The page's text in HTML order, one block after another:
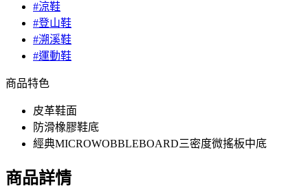
#涼鞋
#登山鞋
#溯溪鞋
#運動鞋
商品特色
皮革鞋面
防滑橡膠鞋底
經典MICROWOBBLEBOARD三密度微搖板中底
商品詳情